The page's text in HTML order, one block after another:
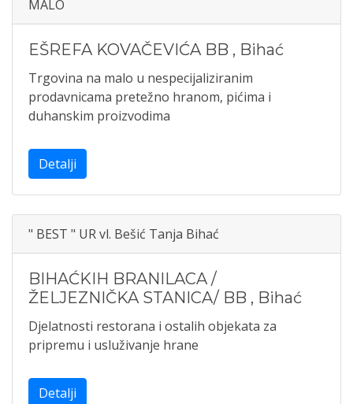
MALO
EŠREFA KOVAČEVIĆA BB , Bihać
Trgovina na malo u nespecijaliziranim
prodavnicama pretežno hranom, pićima i
duhanskim proizvodima
Detalji
" BEST " UR vl. Bešić Tanja Bihać
BIHAĆKIH BRANILACA /
ŽELJEZNIČKA STANICA/ BB , Bihać
Djelatnosti restorana i ostalih objekata za
pripremu i usluživanje hrane
Detalji